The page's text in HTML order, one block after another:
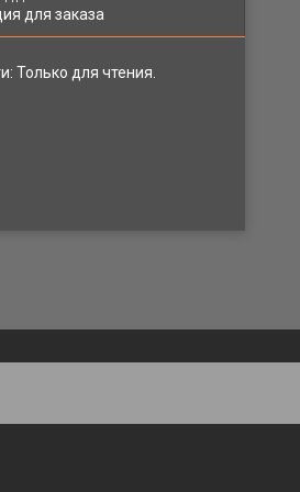
для заказа
Только для чтения.